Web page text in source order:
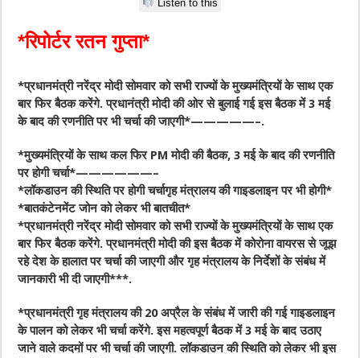
Listen to this
*रिपोर्टर रतन गुप्ता*
*प्रधानमंत्री नरेंद्र मोदी सोमवार को सभी राज्यों के मुख्यमंत्रियों के साथ एक
बार फिर बैठक करेंगे. प्रधानंत्री मोदी की ओर से बुलाई गई इस बैठक में 3 मई
के बाद की रणनीति पर भी चर्चा की जाएगी*—————–.
*मुख्यमंत्रियों के साथ कल फिर PM मोदी की बैठक, 3 मई के बाद की रणनीति
पर होगी चर्चा*——————–
*लॉकडाउन की स्थिति पर होगी चर्चागृह मंत्रालय की गाइडलाइन पर भी होगी*
*बातकंटेनमेंट जोन को लेकर भी बातचीत*
*प्रधानमंत्री नरेंद्र मोदी सोमवार को सभी राज्यों के मुख्यमंत्रियों के साथ एक
बार फिर बैठक करेंगे. प्रधानमंत्री मोदी की इस बैठक में कोरोना वायरस से जूझ
रहे देश के हालात पर चर्चा की जाएगी और गृह मंत्रालय के निर्देशों के संबंध में
जानकारी भी दी जाएगी***.
*प्रधानमंत्री गृह मंत्रालय की 20 अप्रैल के संबंध में जारी की गई गाइडलाइन
के पालन को लेकर भी चर्चा करेंगे. इस महत्वपूर्ण बैठक में 3 मई के बाद उठाए
जाने वाले कदमों पर भी चर्चा की जाएगी. लॉकडाउन की स्थिति को लेकर भी इस